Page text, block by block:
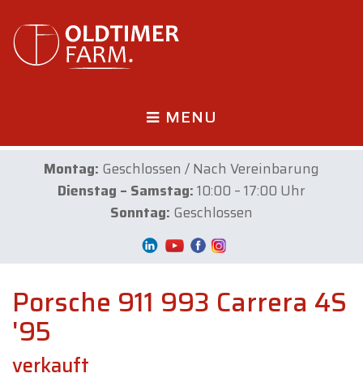
MENU
Montag: Geschlossen / Nach Vereinbarung
Dienstag – Samstag:10:00 – 17:00 Uhr
Sonntag: Geschlossen
Porsche 911 993 Carrera 4S
'95
verkauft